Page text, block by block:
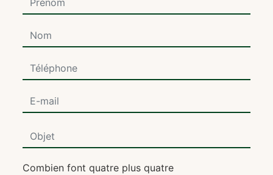
Combien font quatre plus quatre